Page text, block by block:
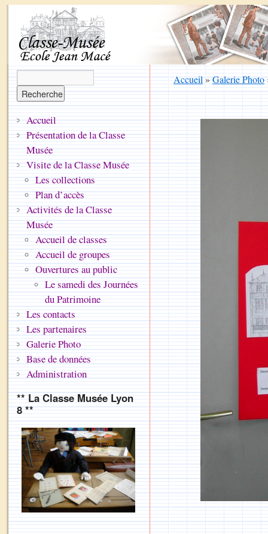
Accueil»Galerie Photo
Accueil
Présentation de la Classe
Musée
Visite de la Classe Musée
Les collections
Plan d’accès
Activités de la Classe
Musée
Accueil de classes
Accueil de groupes
Ouvertures au public
Le samedi des Journées
du Patrimoine
Les contacts
Les partenaires
Galerie Photo
Base de données
Administration
** La Classe Musée Lyon
8 **